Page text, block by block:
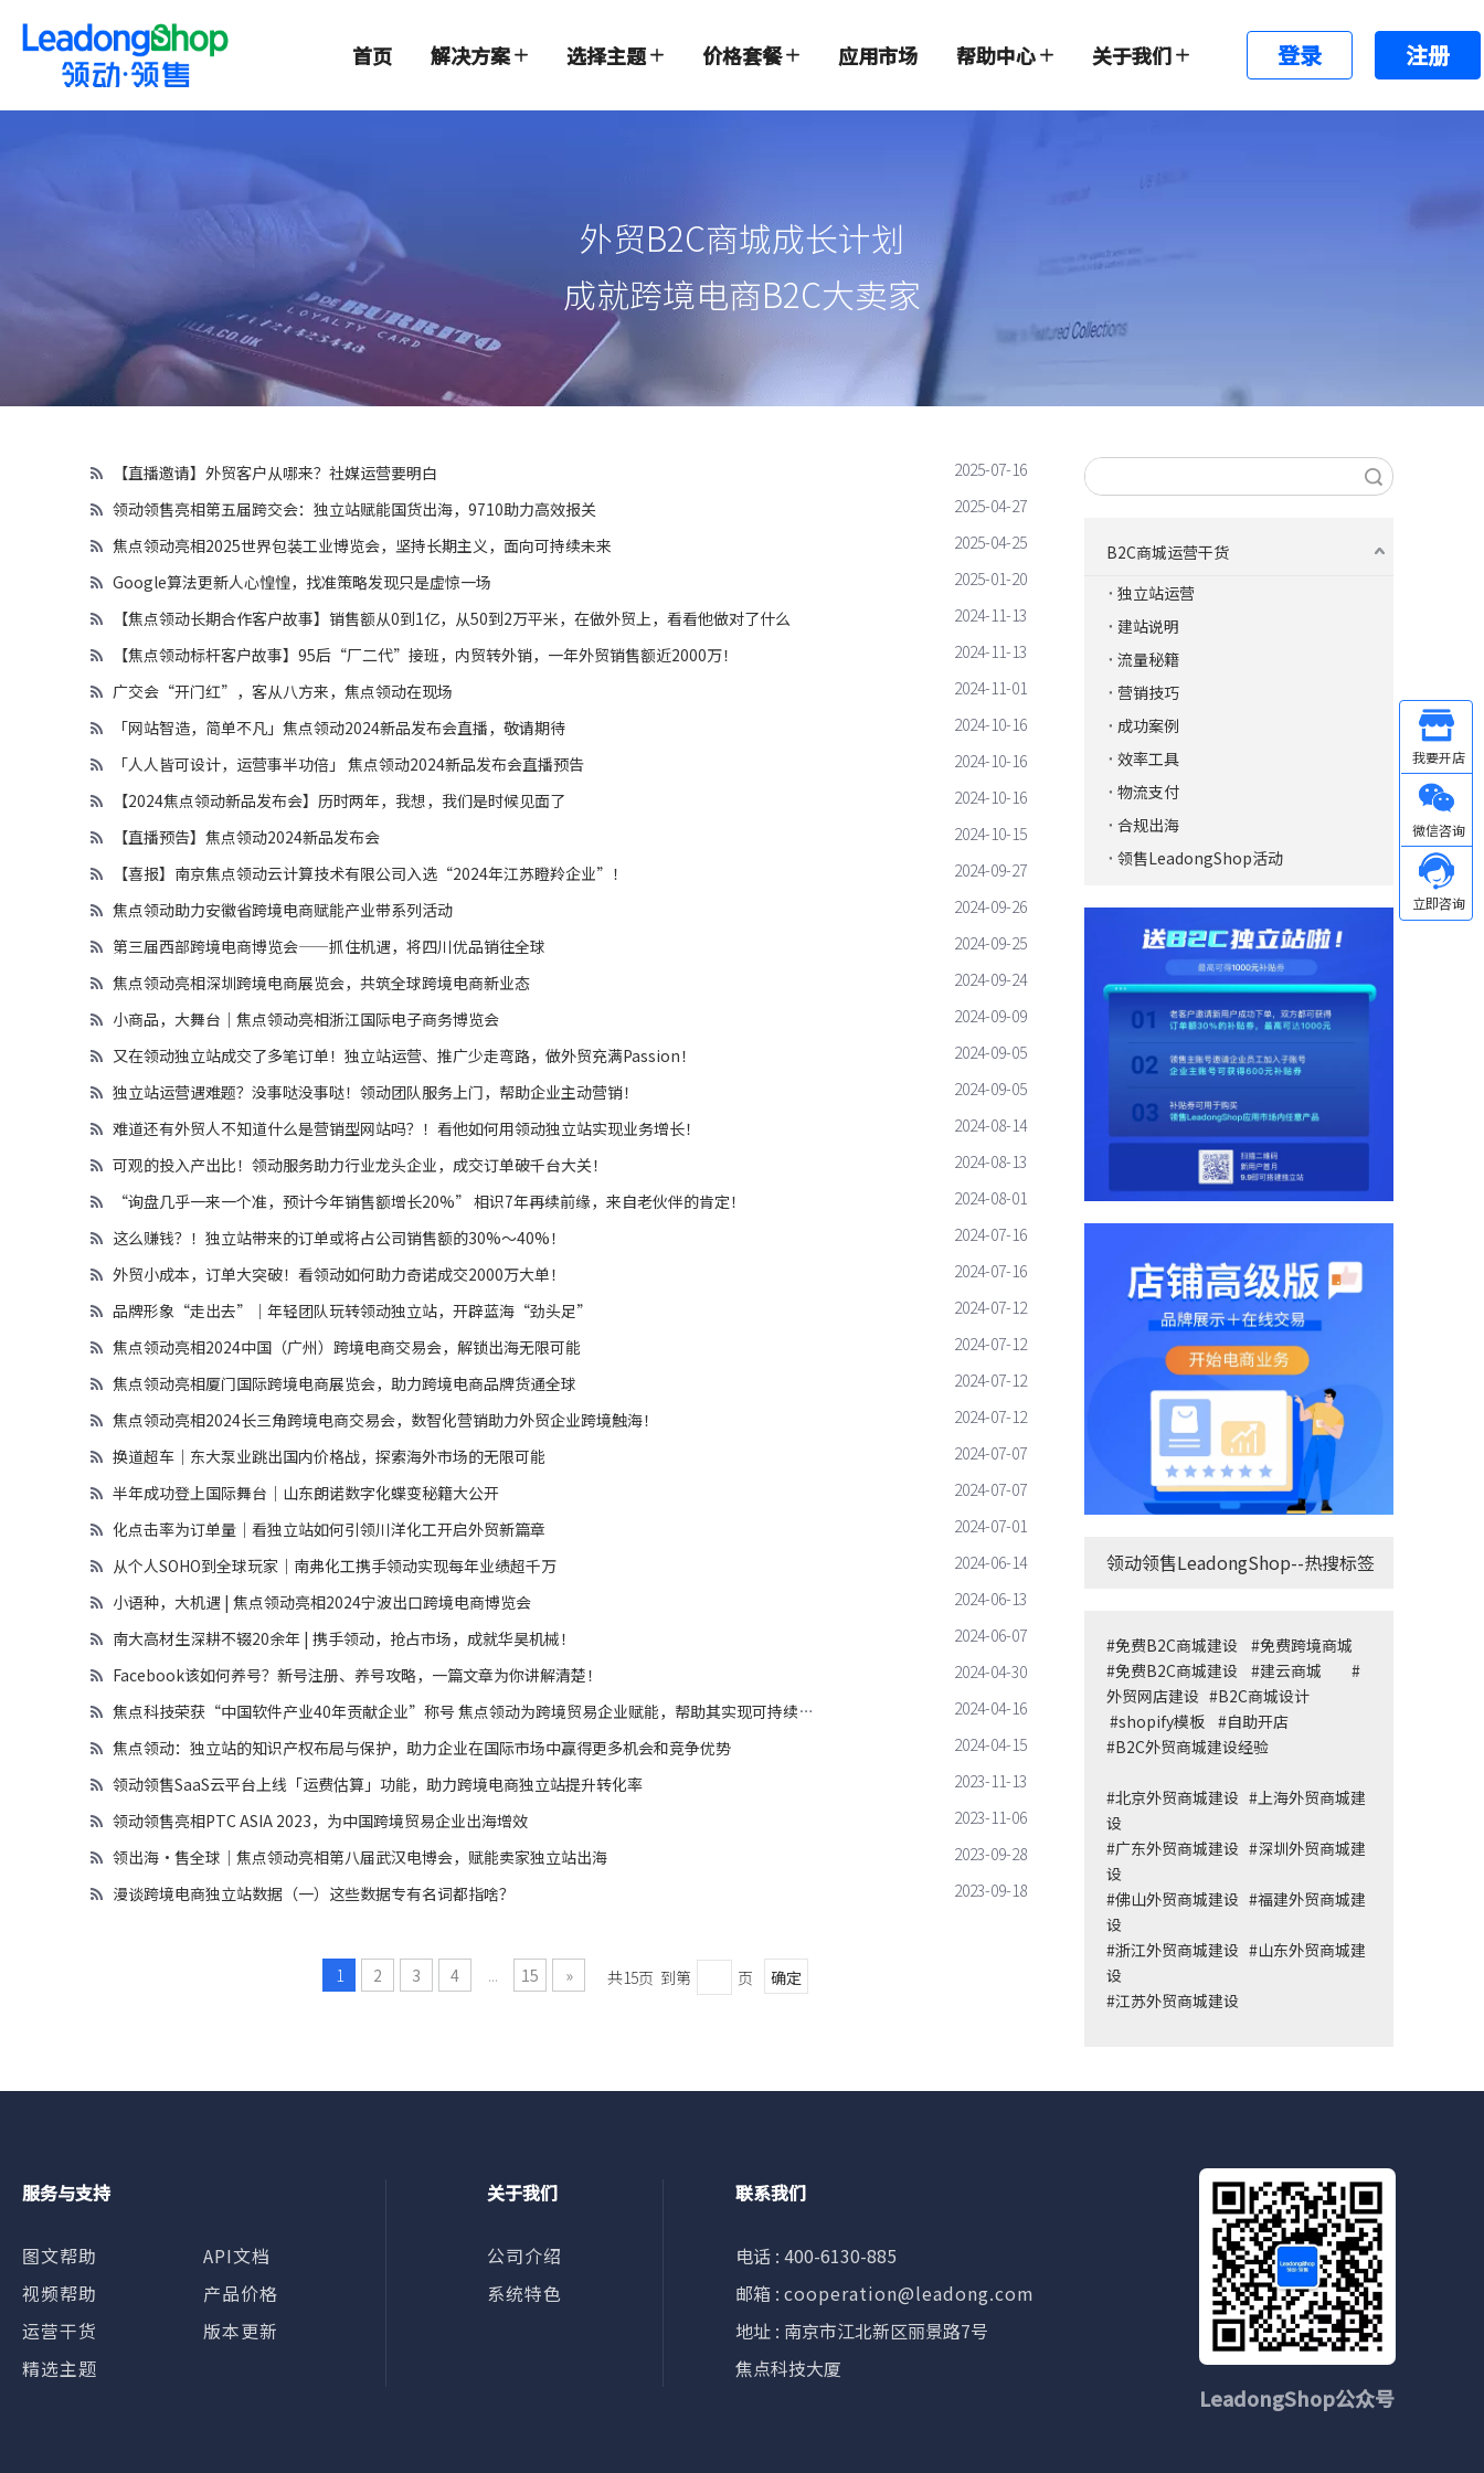
首页 解决方案 选择主题 价格套餐 应用市场 帮助中心 关于我们 登录 注册
外贸B2C商城成长计划
成就跨境电商B2C大卖家
【直播邀请】外贸客户从哪来？社媒运营要明白
2025-07-16
领动领售亮相第五届跨交会：独立站赋能国货出海，9710助力高效报关
2025-04-27
焦点领动亮相2025世界包装工业博览会，坚持长期主义，面向可持续未来
2025-04-25
Google算法更新人心惶惶，找准策略发现只是虚惊一场
2025-01-20
【焦点领动长期合作客户故事】销售额从0到1亿，从50到2万平米，在做外贸上，看看他做对了什么
2024-11-13
【焦点领动标杆客户故事】95后“厂二代”接班，内贸转外销，一年外贸销售额近2000万！
2024-11-13
广交会“开门红”，客从八方来，焦点领动在现场
2024-11-01
「网站智造，简单不凡」焦点领动2024新品发布会直播，敬请期待
2024-10-16
「人人皆可设计，运营事半功倍」 焦点领动2024新品发布会直播预告
2024-10-16
【2024焦点领动新品发布会】历时两年，我想，我们是时候见面了
2024-10-16
【直播预告】焦点领动2024新品发布会
2024-10-15
【喜报】南京焦点领动云计算技术有限公司入选“2024年江苏瞪羚企业”！
2024-09-27
焦点领动助力安徽省跨境电商赋能产业带系列活动
2024-09-26
第三届西部跨境电商博览会——抓住机遇，将四川优品销往全球
2024-09-25
焦点领动亮相深圳跨境电商展览会，共筑全球跨境电商新业态
2024-09-24
小商品，大舞台｜焦点领动亮相浙江国际电子商务博览会
2024-09-09
又在领动独立站成交了多笔订单！独立站运营、推广少走弯路，做外贸充满Passion！
2024-09-05
独立站运营遇难题？没事哒没事哒！领动团队服务上门，帮助企业主动营销！
2024-09-05
难道还有外贸人不知道什么是营销型网站吗？！看他如何用领动独立站实现业务增长！
2024-08-14
可观的投入产出比！领动服务助力行业龙头企业，成交订单破千台大关！
2024-08-13
“询盘几乎一来一个准，预计今年销售额增长20%” 相识7年再续前缘，来自老伙伴的肯定！
2024-08-01
这么赚钱？！独立站带来的订单或将占公司销售额的30%～40%！
2024-07-16
外贸小成本，订单大突破！看领动如何助力奇诺成交2000万大单！
2024-07-16
品牌形象“走出去”｜年轻团队玩转领动独立站，开辟蓝海“劲头足”
2024-07-12
焦点领动亮相2024中国（广州）跨境电商交易会，解锁出海无限可能
2024-07-12
焦点领动亮相厦门国际跨境电商展览会，助力跨境电商品牌货通全球
2024-07-12
焦点领动亮相2024长三角跨境电商交易会，数智化营销助力外贸企业跨境触海！
2024-07-12
换道超车｜东大泵业跳出国内价格战，探索海外市场的无限可能
2024-07-07
半年成功登上国际舞台｜山东朗诺数字化蝶变秘籍大公开
2024-07-07
化点击率为订单量｜看独立站如何引领川洋化工开启外贸新篇章
2024-07-01
从个人SOHO到全球玩家｜南弗化工携手领动实现每年业绩超千万
2024-06-14
小语种，大机遇 | 焦点领动亮相2024宁波出口跨境电商博览会
2024-06-13
南大高材生深耕不辍20余年 | 携手领动，抢占市场，成就华昊机械！
2024-06-07
Facebook该如何养号？新号注册、养号攻略，一篇文章为你讲解清楚！
2024-04-30
焦点科技荣获“中国软件产业40年贡献企业”称号 焦点领动为跨境贸易企业赋能，帮助其实现可持续的网站转化！
2024-04-16
焦点领动：独立站的知识产权布局与保护，助力企业在国际市场中赢得更多机会和竞争优势
2024-04-15
领动领售SaaS云平台上线「运费估算」功能，助力跨境电商独立站提升转化率
2023-11-13
领动领售亮相PTC ASIA 2023，为中国跨境贸易企业出海增效
2023-11-06
领出海·售全球│焦点领动亮相第八届武汉电博会，赋能卖家独立站出海
2023-09-28
漫谈跨境电商独立站数据（一）这些数据专有名词都指啥？
2023-09-18
1 2 3 4 ... 15 » 共15页 到第 页 确定
B2C商城运营干货
独立站运营
建站说明
流量秘籍
营销技巧
成功案例
效率工具
物流支付
合规出海
领售LeadongShop活动
领动领售LeadongShop--热搜标签
#免费B2C商城建设 #免费跨境商城
#免费B2C商城建设 #建云商城 #
外贸网店建设 #B2C商城设计
#shopify模板 #自助开店
#B2C外贸商城建设经验
#北京外贸商城建设 # 上海外贸商城建
设
#广东外贸商城建设 #深圳外贸商城建
设
#佛山外贸商城建设 #福建外贸商城建
设
#浙江外贸商城建设 #山东外贸商城建
设
#江苏外贸商城建设
服务与支持
图文帮助
API文档
视频帮助
产品价格
运营干货
版本更新
精选主题
关于我们
公司介绍
系统特色
联系我们
电话 : 400-6130-885
邮箱 :cooperation@leadong.com
地址 : 南京市江北新区丽景路7号
焦点科技大厦
LeadongShop公众号
Other
微信